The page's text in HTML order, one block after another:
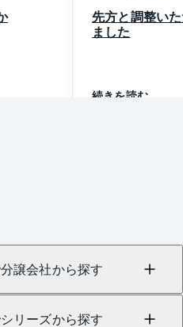
先方と調整い
ました
続きを読む
譲会社から探す
リーズから探す